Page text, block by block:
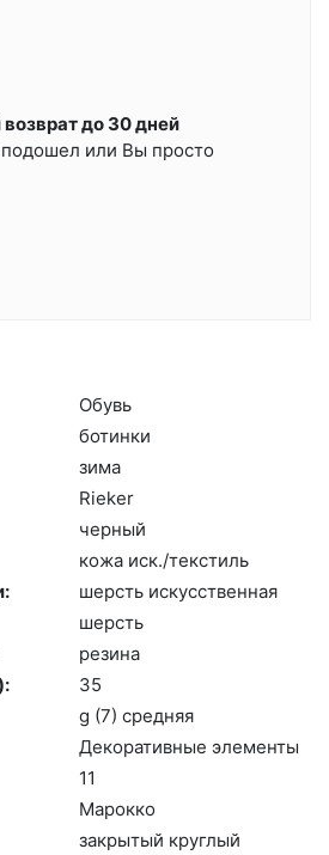
до 30 дней
или Вы просто
Обувь
бо­тин­ки
зи­ма
Ri­eker
чер­ный
ко­жа иск./текс­тиль
шерсть ис­кусс­твен­ная
шерсть
ре­зина
35
g (7) сред­няя
Де­кора­тив­ные эле­мен­ты
11
Ма­рок­ко
зак­ры­тый круг­лый